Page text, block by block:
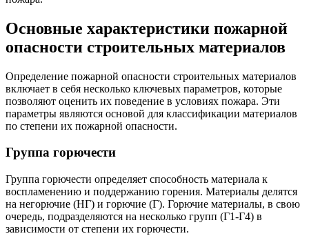
Основные характеристики пожарной
опасности строительных материалов
Определение пожарной опасности строительных материалов
включает в себя несколько ключевых параметров, которые
позволяют оценить их поведение в условиях пожара. Эти
параметры являются основой для классификации материалов
по степени их пожарной опасности.
Группа горючести
Группа горючести определяет способность материала к
воспламенению и поддержанию горения. Материалы делятся
на негорючие (НГ) и горючие (Г). Горючие материалы, в свою
очередь, подразделяются на несколько групп (Г1-Г4) в
зависимости от степени их горючести.